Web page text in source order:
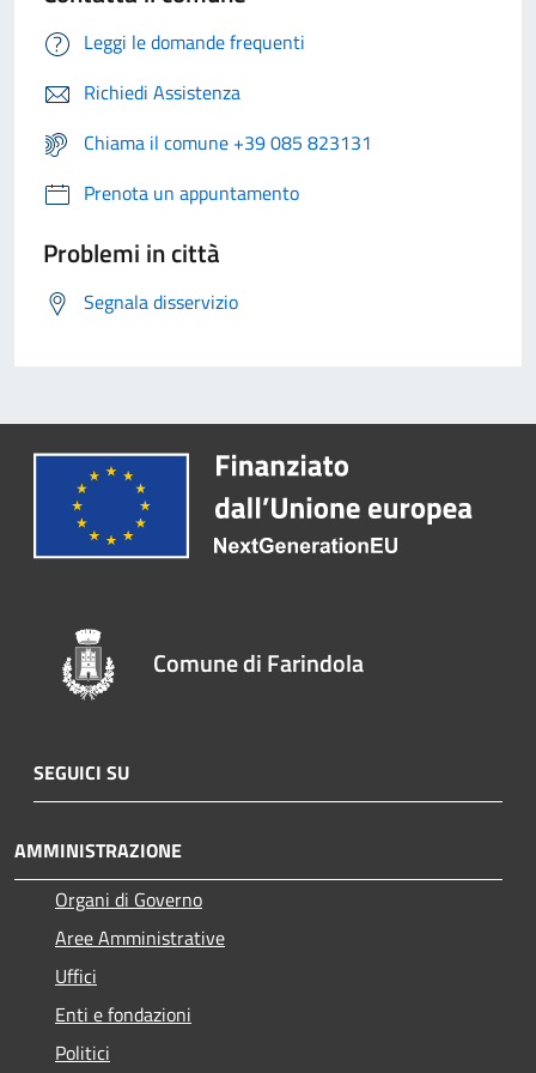
Leggi le domande frequenti
Richiedi Assistenza
Chiama il comune +39 085 823131
Prenota un appuntamento
Problemi in città
Segnala disservizio
Comune di Farindola
SEGUICI SU
AMMINISTRAZIONE
Organi di Governo
Aree Amministrative
Uffici
Enti e fondazioni
Politici